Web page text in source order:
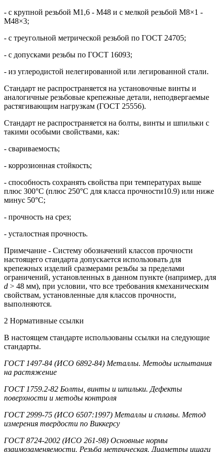
- с крупной резьбой М1,6 - М48 и с мелкой резьбой М8×1 -
М48×3;
- с треугольной метрической резьбой по ГОСТ 24705;
- с допусками резьбы по ГОСТ 16093;
- из углеродистой нелегированной или легированной стали.
Стандарт не распространяется на установочные винты и
аналогичные резьбовые крепежные детали, неподвергаемые
растягивающим нагрузкам (ГОСТ 25556).
Стандарт не распространяется на болты, винты и шпильки с
такими особыми свойствами, как:
- свариваемость;
- коррозионная стойкость;
- способность сохранять свойства при температурах выше
плюс 300°С (плюс 250°С для класса прочности10.9) или ниже
минус 50°С;
- прочность на срез;
- усталостная прочность.
Примечание - Систему обозначений классов прочности
настоящего стандарта допускается использовать для
крепежных изделий сразмерами резьбы за пределами
ограничений, установленных в данном пункте (например, для
d > 48 мм), при условии, что все требования кмеханическим
свойствам, установленные для классов прочности,
выполняются.
2 Нормативные ссылки
В настоящем стандарте использованы ссылки на следующие
стандарты.
ГОСТ 1497-84 (ИСО 6892-84) Металлы. Методы испытания
на растяжение
ГОСТ 1759.2-82 Болты, винты и шпильки. Дефекты
поверхности и методы контроля
ГОСТ 2999-75 (ИСО 6507:1997) Металлы и сплавы. Метод
измерения твердости по Виккерсу
ГОСТ 8724-2002 (ИСО 261-98) Основные нормы
взаимозаменяемости. Резьба метрическая. Диаметры ишаги